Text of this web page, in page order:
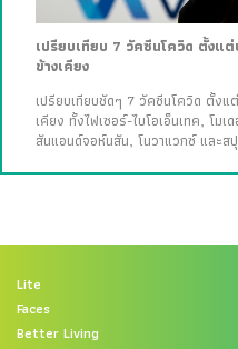
เปรียบเทียบ 7 วัคซีนโควิด ตั้งแ
ข้างเคียง
เปรียบเทียบชัดๆ 7 วัคซีนโควิด ตั้ง
เคียง ทั้งไฟเซอร์-ไบโอเอ็นเทค, โม
สันแอนด์จอห์นสัน, โนวาแวกซ์ และส
Lite
Faces
Better Living